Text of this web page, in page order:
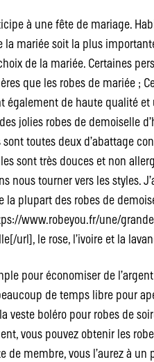
à une fête de mariage.
la mariée soit la plus
de la mariée. Certaines
que les robes de mariée ;
également de haute qualité
jolies robes de demoiselle
toutes deux d’abattage
sont très douces et non
nous tourner vers les styles.
la plupart des robes de
www.robeyou.fr/une/
url], le rose, l’ivoire et la
pour économiser de
de temps libre pour
veste boléro pour robes de
vous pouvez obtenir les
de membre, vous l’aurez à un